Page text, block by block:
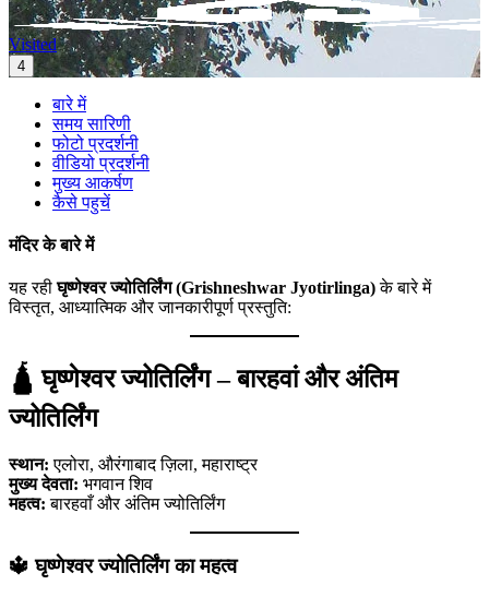
Visited
4
बारे में
समय सारिणी
फोटो प्रदर्शनी
वीडियो प्रदर्शनी
मुख्य आकर्षण
कैसे पहुचें
मंदिर के बारे में
यह रहीघृष्णेश्वर ज्योतिर्लिंग (Grishneshwar Jyotirlinga)के बारे में
विस्तृत, आध्यात्मिक और जानकारीपूर्ण प्रस्तुति:
🛕घृष्णेश्वर ज्योतिर्लिंग – बारहवां और अंतिम
ज्योतिर्लिंग
स्थान: एलोरा, औरंगाबाद ज़िला, महाराष्ट्र
मुख्य देवता: भगवान शिव
महत्व: बारहवाँ और अंतिम ज्योतिर्लिंग
🔱घृष्णेश्वर ज्योतिर्लिंग का महत्व